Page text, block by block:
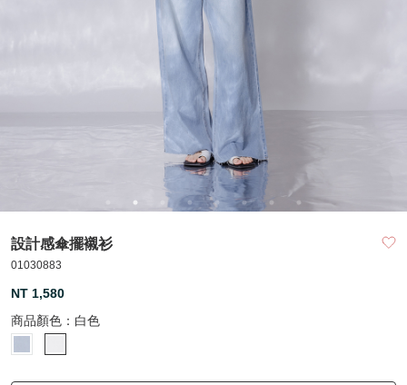
設計感傘擺襯衫
01030883
NT 1,580
商品顏色： 白色